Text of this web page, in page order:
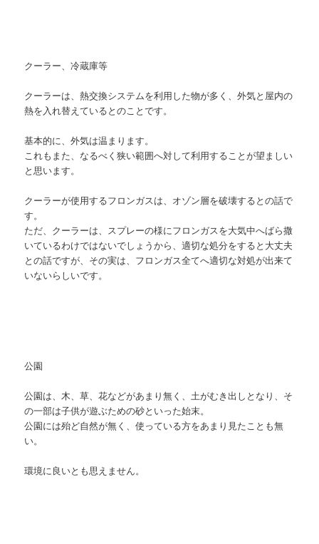
クーラー、冷蔵庫等
クーラーは、熱交換システムを利用した物が多く、外気と屋内の
熱を入れ替えているとのことです。
基本的に、外気は温まります。
これもまた、なるべく狭い範囲へ対して利用することが望ましい
と思います。
クーラーが使用するフロンガスは、オゾン層を破壊するとの話で
す。
ただ、クーラーは、スプレーの様にフロンガスを大気中へばら撒
いているわけではないでしょうから、適切な処分をすると大丈夫
との話ですが、その実は、フロンガス全てへ適切な対処が出来て
いないらしいです。
公園
公園は、木、草、花などがあまり無く、土がむき出しとなり、そ
の一部は子供が遊ぶための砂といった始末。
公園には殆ど自然が無く、使っている方をあまり見たことも無
い。
環境に良いとも思えません。